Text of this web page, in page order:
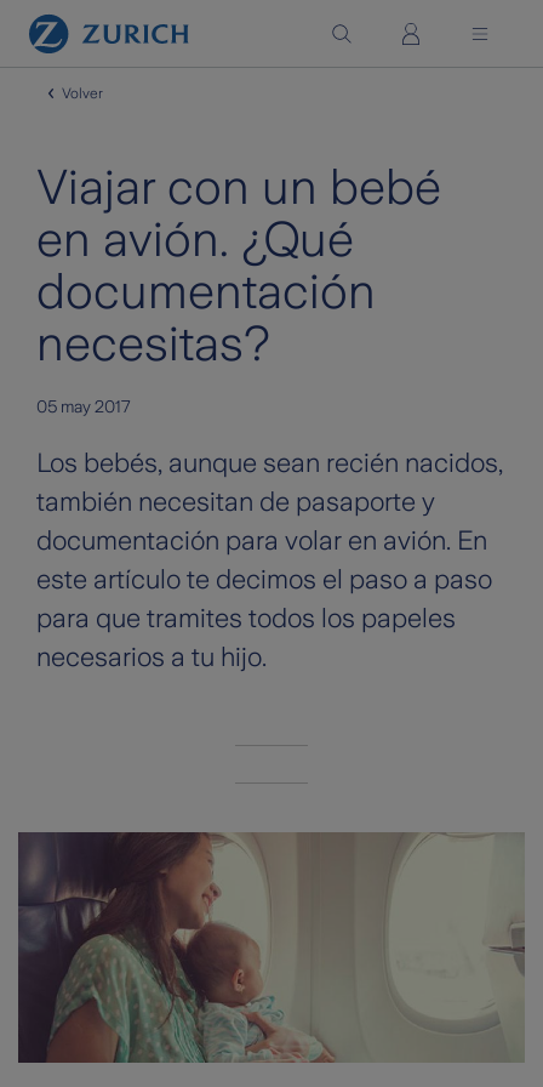
Saltar al contenido principal
Volver
Viajar con un bebé
en avión. ¿Qué
documentación
necesitas?
05 may 2017
Los bebés, aunque sean recién nacidos,
también necesitan de pasaporte y
documentación para volar en avión. En
este artículo te decimos el paso a paso
para que tramites todos los papeles
necesarios a tu hijo.